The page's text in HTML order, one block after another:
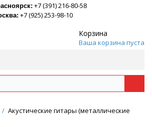
+7 (391) 216-80-58
+7 (925) 253-98-10
Корзина
Ваша корзина пуста
/ Акустические гитары (металлические